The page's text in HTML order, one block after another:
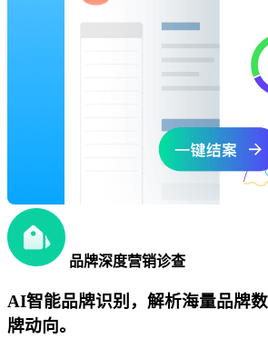
品牌深度营销诊查
AI智能品牌识别，解析海量品牌
牌动向。